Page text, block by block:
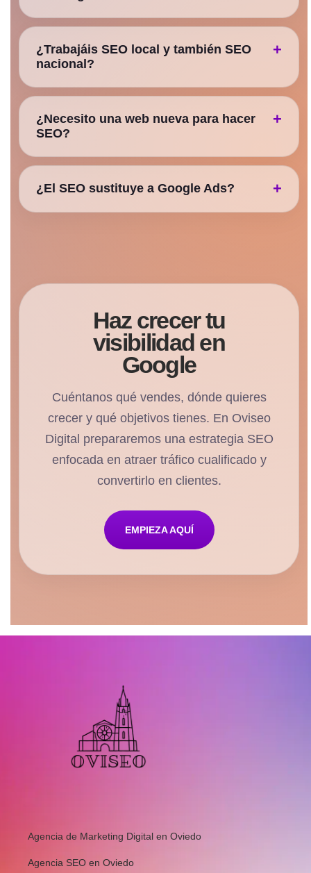
¿Trabajáis SEO local y también SEO
nacional?
¿Necesito una web nueva para hacer
SEO?
¿El SEO sustituye a Google Ads?
Haz crecer tu
visibilidad en
Google
Cuéntanos qué vendes, dónde quieres
crecer y qué objetivos tienes. En Oviseo
Digital prepararemos una estrategia SEO
enfocada en atraer tráfico cualificado y
convertirlo en clientes.
EMPIEZA AQUÍ
Agencia de Marketing Digital en Oviedo
Agencia SEO en Oviedo